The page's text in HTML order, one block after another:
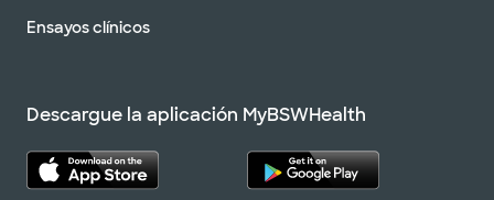
Ensayos clínicos
Descargue la aplicación MyBSWHealth